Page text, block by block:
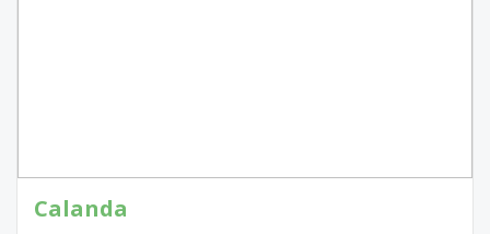
Calanda